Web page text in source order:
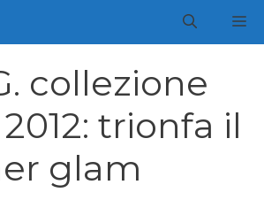
collezione
trionfa il
glam